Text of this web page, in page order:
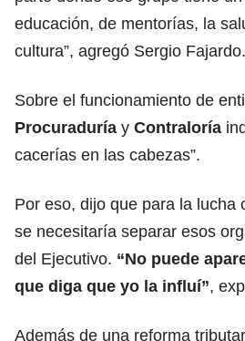
educación, de mentorías, la
cultura”, agregó Sergio Fajardo.
Sobre el funcionamiento de
Procuraduría y Contraloría
cacerías en las cabezas”.
Por eso, dijo que para la lucha
se necesitaría separar esos
del Ejecutivo. “No puede
que diga que yo la influí”,
Además de una reforma